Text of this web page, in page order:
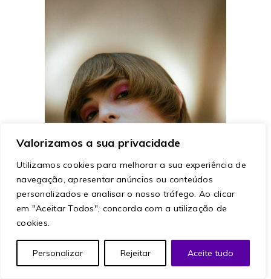
Valorizamos a sua privacidade
Utilizamos cookies para melhorar a sua experiência de
navegação, apresentar anúncios ou conteúdos
personalizados e analisar o nosso tráfego. Ao clicar
em "Aceitar Todos", concorda com a utilização de
cookies.
Personalizar Rejeitar Aceite tudo